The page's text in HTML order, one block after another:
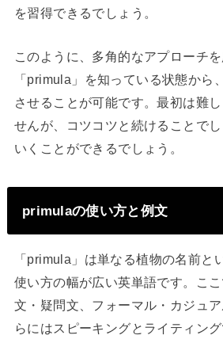
を習得できるでしょう。
このように、多角的なアプローチを
「primula」を知っている状態から
させることが可能です。最初は難
せんが、コツコツと続けることで
いくことができるでしょう。
primulaの使い方と例文
「primula」は単なる植物の名前と
使い方の幅が広い英単語です。こ
文・疑問文、フォーマル・カジュ
らにはスピーキングとライティン